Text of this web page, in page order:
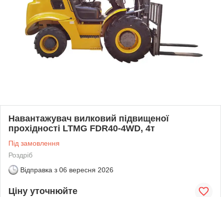
Навантажувач вилковий підвищеної
прохідності LTMG FDR40-4WD, 4т
Під замовлення
Роздріб
Відправка з 06 вересня 2026
Ціну уточнюйте